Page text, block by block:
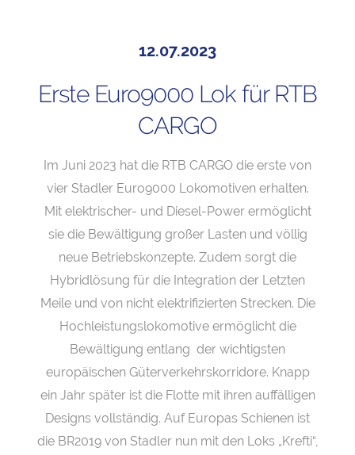
12.07.2023
Erste Euro9000 Lok für RTB
CARGO
Im Juni 2023 hat die RTB CARGO die erste von
vier Stadler Euro9000 Lokomotiven erhalten.
Mit elektrischer- und Diesel-Power ermöglicht
sie die Bewältigung großer Lasten und völlig
neue Betriebskonzepte. Zudem sorgt die
Hybridlösung für die Integration der Letzten
Meile und von nicht elektrifizierten Strecken. Die
Hochleistungslokomotive ermöglicht die
Bewältigung entlang der wichtigsten
europäischen Güterverkehrskorridore. Knapp
ein Jahr später ist die Flotte mit ihren auffälligen
Designs vollständig. Auf Europas Schienen ist
die BR2019 von Stadler nun mit den Loks „Krefti“,